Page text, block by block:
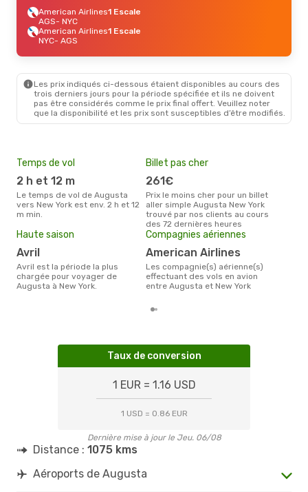
American Airlines1 Escale
AGS- NYC
American Airlines1 Escale
NYC- AGS
Les prix indiqués ci-dessous étaient disponibles au cours des
trois derniers jours pour la période spécifiée et ils ne doivent
pas être considérés comme le prix final offert. Veuillez noter
que la disponibilité et les prix sont susceptibles d’être modifiés.
Temps de vol
2 h et 12 m
Le temps de vol de Augusta
vers New York est env. 2 h et 12
m min.
Billet pas cher
261€
Prix le moins cher pour un billet
aller simple Augusta New York
trouvé par nos clients au cours
des 72 dernières heures
Haute saison
avril
avril est la période la plus
chargée pour voyager de
Augusta à New York.
Compagnies aériennes
American Airlines
Les compagnie(s) aérienne(s)
effectuant des vols en avion
entre Augusta et New York
Taux de conversion
1 EUR = 1.16 USD
1 USD = 0.86 EUR
Dernière mise à jour le Jeu. 06/08
Distance : 1075 kms
Aéroports de Augusta